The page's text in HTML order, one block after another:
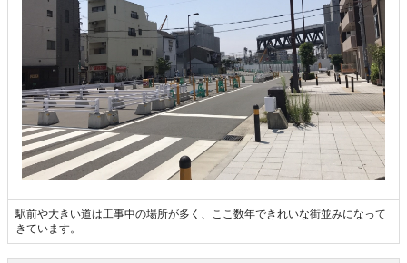
駅前や大きい道は工事中の場所が多く、ここ数年できれいな街並みになって
きています。